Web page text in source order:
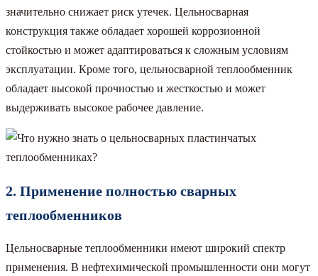
значительно снижает риск утечек. Цельносварная
конструкция также обладает хорошей коррозионной
стойкостью и может адаптироваться к сложным условиям
эксплуатации. Кроме того, цельносварной теплообменник
обладает высокой прочностью и жесткостью и может
выдерживать высокое рабочее давление.
2. Применение полностью сварных
теплообменников
Цельносварные теплообменники имеют широкий спектр
применения. В нефтехимической промышленности они могут